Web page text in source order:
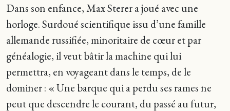
Dans son enfance, Max Sterer a joué avec une
horloge. Surdoué scientifique issu d’une famille
allemande russifiée, minoritaire de cœur et par
généalogie, il veut bâtir la machine qui lui
permettra, en voyageant dans le temps, de le
dominer : « Une barque qui a perdu ses rames ne
peut que descendre le courant, du passé au futur,